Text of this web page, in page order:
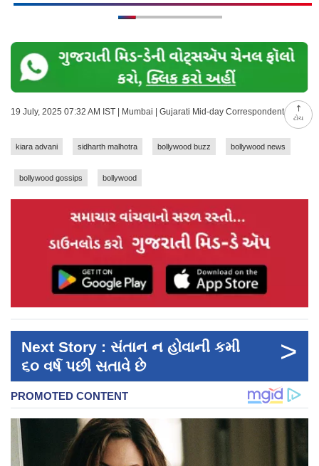
ટોચ
19 July, 2025 07:32 AM IST | Mumbai | Gujarati Mid-day Correspondent
kiara advani sidharth malhotra bollywood buzz bollywood news
bollywood gossips bollywood
Next Story : સંતાન ન હોવાની કમી
૬૦ વર્ષ પછી સતાવે છે
>